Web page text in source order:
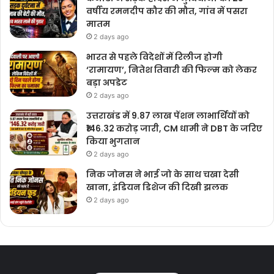
वर्षीय रमनदीप कौर की मौत, गांव में पसरा
मातम
2 days ago
भारत से पहले विदेशों में रिलीज होगी
‘रामायण’, नितेश तिवारी की फिल्म को लेकर
बड़ा अपडेट
2 days ago
उत्तराखंड में 9.87 लाख पेंशन लाभार्थियों को
₹146.32 करोड़ जारी, CM धामी ने DBT के जरिए
किया भुगतान
2 days ago
निक जोनस ने भाई जो के साथ चखा देसी
खाना, इंडियन डिशेज की दिखी झलक
2 days ago